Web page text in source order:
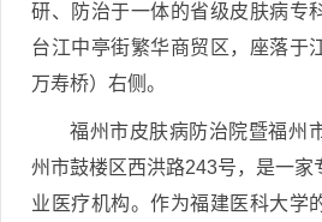
研、防治于一体的省级皮肤病专
台江中亭街繁华商贸区，座落于
万寿桥）右侧。
福州市皮肤病防治院暨福州
州市鼓楼区西洪路243号，是一家
业医疗机构。作为福建医科大学